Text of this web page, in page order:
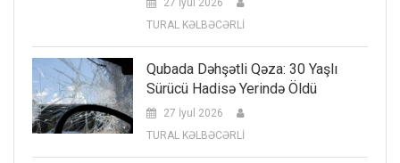
27 İyul 2026
TURAL KƏLBƏCƏRLİ
Qubada Dəhşətli Qəza: 30 Yaşlı
Sürücü Hadisə Yerində Öldü
27 İyul 2026
TURAL KƏLBƏCƏRLİ